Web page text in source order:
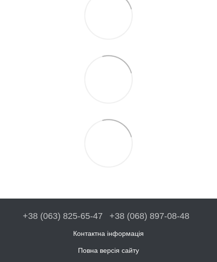
+38 (063) 825-65-47 +38 (068) 897-08-48
Контактна інформація
Повна версія сайту